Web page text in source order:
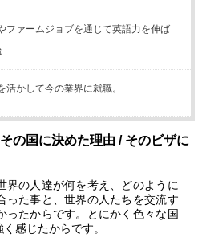
ファームジョブを通じて英語力を伸ば
活かして今の業界に就職。
の国に決めた理由 / そのビザに
界の人達が何を考え、どのように
った事と、世界の人たちを交流す
ったからです。とにかく色々な国
感じたからです。